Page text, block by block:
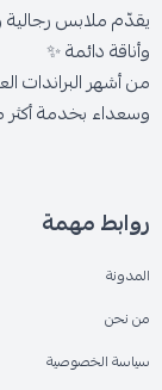
يقدّم ملابس
وأناقة دائمة ✨
من أشهر البراندات
وسعداء بخدمة أكثر من 300,000 عميل حول
روابط مهمة
المدونة
من نحن
سياسة الخصوصية